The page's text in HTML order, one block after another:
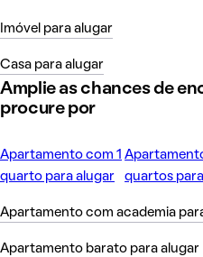
Imóvel para alugar
Casa para alugar
Amplie as chances de
procure por
Apartamento com 1
quarto para alugar
quartos
Apartamento com academia
Apartamento barato para alugar